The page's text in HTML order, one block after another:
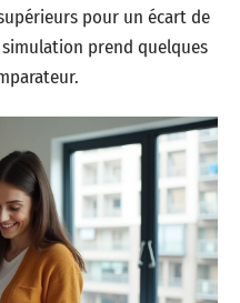
pour un écart de
prend quelques